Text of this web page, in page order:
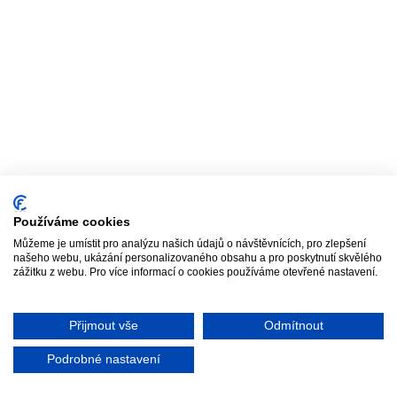
Používáme cookies
Můžeme je umístit pro analýzu našich údajů o návštěvnících, pro zlepšení
našeho webu, ukázání personalizovaného obsahu a pro poskytnutí skvělého
zážitku z webu. Pro více informací o cookies používáme otevřené nastavení.
Přijmout vše Odmítnout
Podrobné nastavení